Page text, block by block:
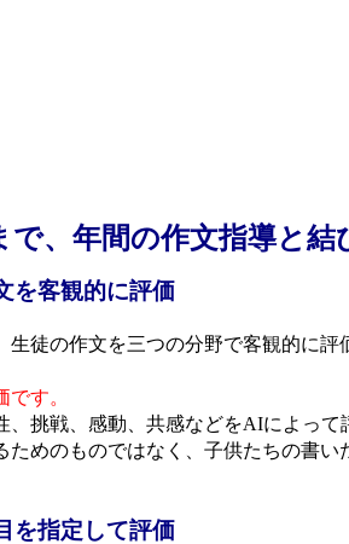
で、年間の作文指導と
を客観的に評価
徒の作文を三つの分野で客観的に評
す。
挑戦、感動、共感などをAIによって
めのものではなく、子供たちの書い
を指定して評価